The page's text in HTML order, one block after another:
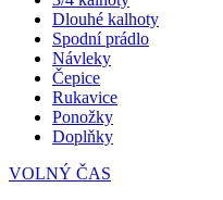
Dlouhé kalhoty
Spodní prádlo
Návleky
Čepice
Rukavice
Ponožky
Doplňky
VOLNÝ ČAS